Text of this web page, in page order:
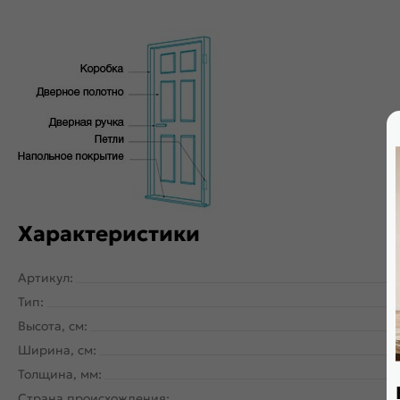
Характеристики
Артикул:
Тип:
Высота, см:
Ширина, см:
Толщина, мм: